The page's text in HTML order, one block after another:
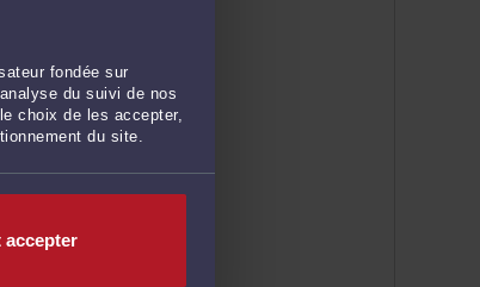
fondée sur
du suivi de nos
choix de les accepter,
du site.
accepter